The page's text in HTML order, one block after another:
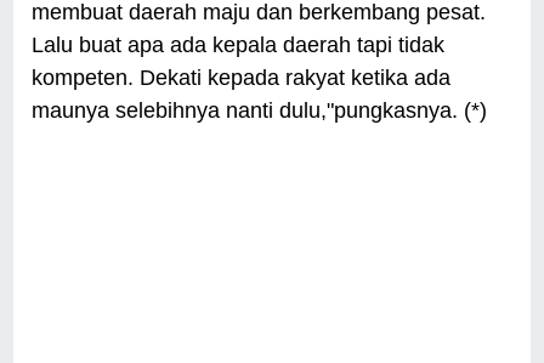
membuat daerah maju dan berkembang pesat.
Lalu buat apa ada kepala daerah tapi tidak
kompeten. Dekati kepada rakyat ketika ada
maunya selebihnya nanti dulu,"pungkasnya. (*)